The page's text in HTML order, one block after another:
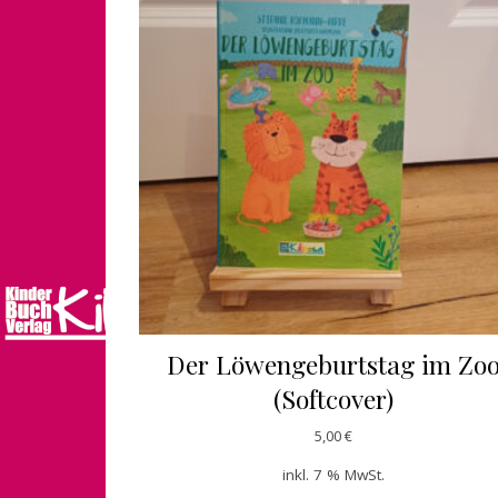
Der Löwengeburtstag im
(Softcover)
5,00€
inkl. 7 % MwSt.